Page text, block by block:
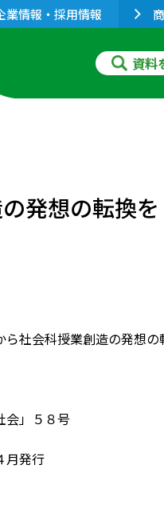
業情報・採用情報
資料
発想の転換を
ら社会科授業創造の発想の
会」５８号
月発行